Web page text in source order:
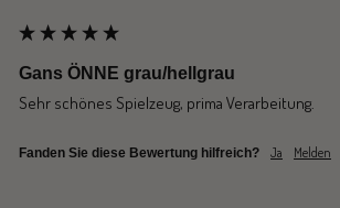
Gans ÖNNE grau/hellgrau
Sehr schönes Spielzeug, prima Verarbeitung.
Fanden Sie diese Bewertung hilfreich? Ja Melden